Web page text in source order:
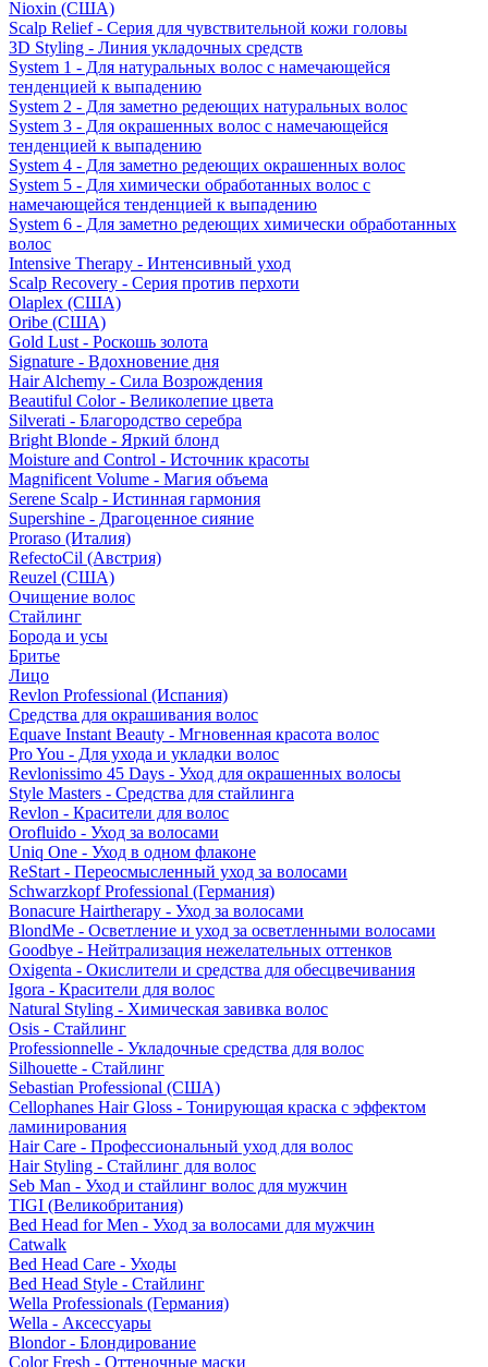
Nioxin (США)
Scalp Relief - Серия для чувствительной кожи головы
3D Styling - Линия укладочных средств
System 1 - Для натуральных волос с намечающейся
тенденцией к выпадению
System 2 - Для заметно редеющих натуральных волос
System 3 - Для окрашенных волос с намечающейся
тенденцией к выпадению
System 4 - Для заметно редеющих окрашенных волос
System 5 - Для химически обработанных волос с
намечающейся тенденцией к выпадению
System 6 - Для заметно редеющих химически обработанных
волос
Intensive Therapy - Интенсивный уход
Scalp Recovery - Серия против перхоти
Olaplex (США)
Oribe (США)
Gold Lust - Роскошь золота
Signature - Вдохновение дня
Hair Alchemy - Сила Возрождения
Beautiful Color - Великолепие цвета
Silverati - Благородство серебра
Bright Blonde - Яркий блонд
Moisture and Control - Источник красоты
Magnificent Volume - Магия объема
Serene Scalp - Истинная гармония
Supershine - Драгоценное сияние
Proraso (Италия)
RefectoCil (Австрия)
Reuzel (США)
Очищение волос
Стайлинг
Борода и усы
Бритье
Лицо
Revlon Professional (Испания)
Средства для окрашивания волос
Equave Instant Beauty - Мгновенная красота волос
Pro You - Для ухода и укладки волос
Revlonissimo 45 Days - Уход для окрашенных волосы
Style Masters - Средства для стайлинга
Revlon - Красители для волос
Orofluido - Уход за волосами
Uniq One - Уход в одном флаконе
ReStart - Переосмысленный уход за волосами
Schwarzkopf Professional (Германия)
Bonacure Hairtherapy - Уход за волосами
BlondMe - Осветление и уход за осветленными волосами
Goodbye - Нейтрализация нежелательных оттенков
Oxigenta - Окислители и средства для обесцвечивания
Igora - Красители для волос
Natural Styling - Химическая завивка волос
Osis - Стайлинг
Professionnelle - Укладочные средства для волос
Silhouette - Стайлинг
Sebastian Professional (США)
Cellophanes Hair Gloss - Тонирующая краска с эффектом
ламинирования
Hair Care - Профессиональный уход для волос
Hair Styling - Стайлинг для волос
Seb Man - Уход и стайлинг волос для мужчин
TIGI (Великобритания)
Bed Head for Men - Уход за волосами для мужчин
Catwalk
Bed Head Care - Уходы
Bed Head Style - Стайлинг
Wella Professionals (Германия)
Wella - Аксессуары
Blondor - Блондирование
Color Fresh - Оттеночные маски